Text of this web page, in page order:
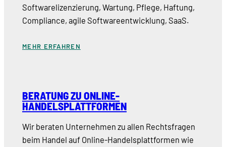
Softwarelizenzierung, Wartung, Pflege, Haftung,
Compliance, agile Softwareentwicklung, SaaS.
MEHR ERFAHREN
BERATUNG ZU ONLINE-
HANDELSPLATTFORMEN
Wir beraten Unternehmen zu allen Rechtsfragen
beim Handel auf Online-Handelsplattformen wie